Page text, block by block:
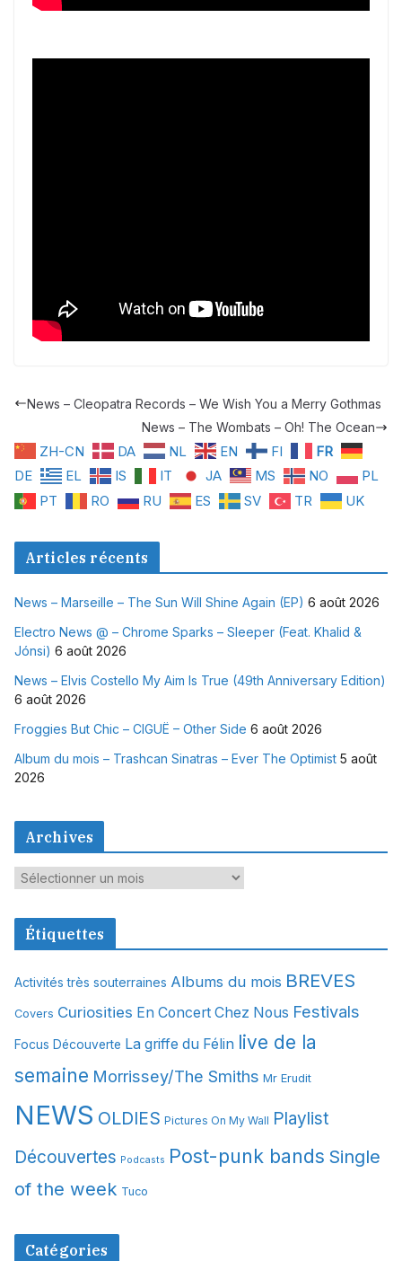
News – Cleopatra Records – We Wish You a Merry Gothmas
News – The Wombats – Oh! The Ocean
ZH-CN DA NL EN FI
FR
DE
EL IS IT JA MS NO
PL
PT
RO RU ES SV TR UK
Articles récents
News – Marseille – The Sun Will Shine Again (EP) 6 août 2026
Electro News @ – Chrome Sparks – Sleeper (Feat. Khalid &
Jónsi) 6 août 2026
News – Elvis Costello My Aim Is True (49th Anniversary Edition)
6 août 2026
Froggies But Chic – CIGUË – Other Side 6 août 2026
Album du mois – Trashcan Sinatras – Ever The Optimist 5 août
2026
Archives
A
c
v
e
Étiquettes
Activités très souterraines Albums du mois BREVES
Covers Curiosities En Concert Chez Nous Festivals
Focus Découverte La griffe du Félin live de la
semaine Morrissey/The Smiths Mr Erudit
NEWS OLDIES Pictures On My Wall Playlist
Découvertes Podcasts Post-punk bands Single
of the week Tuco
Catégories